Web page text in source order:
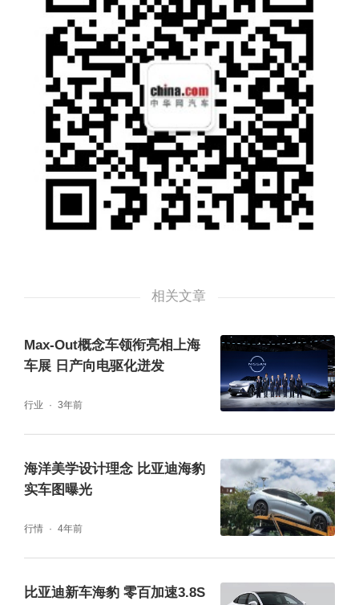
大型旗舰SUV海狮08，把家的温暖装进大格局
海洋网全新大型旗舰SUV海狮08也迎来全球首
发亮相。作为新生代家庭定制的旗舰SUV，该
车“532”超大尺寸奠定旗舰体量，大五座自在舒
展，六座从容满载。前脸以巨鲸巡海为灵感，
流嵌式门把手、悬浮轮芯盖等细节，优雅与力
量感并存。尾部采用阔幕一体尾门与业内最长
尺寸尾灯，兼顾辨识度与装卸便利。本次亮相
的霜玉银与海雾紫两款高定车色，让产品在实
相关文章
Max-Out概念车领衔亮相上海
车展 日产向电驱化迸发
行业 3年前
海洋美学设计理念 比亚迪海豹
实车图曝光
行情 4年前
比亚迪新车海豹 零百加速3.8S